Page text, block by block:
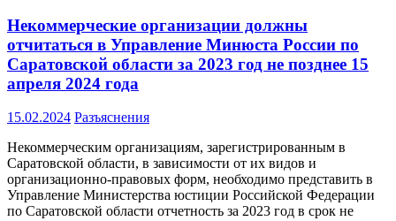
Некоммерческие организации должны
отчитаться в Управление Минюста России по
Саратовской области за 2023 год не позднее 15
апреля 2024 года
15.02.2024 Разъяснения
Некоммерческим организациям, зарегистрированным в
Саратовской области, в зависимости от их видов и
организационно-правовых форм, необходимо представить в
Управление Министерства юстиции Российской Федерации
по Саратовской области отчетность за 2023 год в срок не